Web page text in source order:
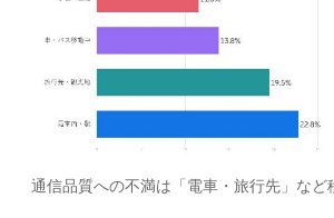
通信品質への不満は「電車・旅行先」など